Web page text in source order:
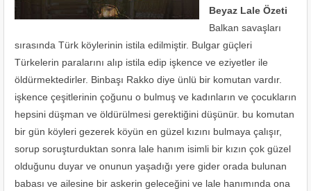
Beyaz Lale Özeti
Balkan savaşları
sırasında Türk köylerinin istila edilmiştir. Bulgar güçleri
Türkelerin paralarını alıp istila edip işkence ve eziyetler ile
öldürmektedirler. Binbaşı Rakko diye ünlü bir komutan vardır.
işkence çeşitlerinin çoğunu o bulmuş ve kadınların ve çocukların
hepsini düşman ve öldürülmesi gerektiğini düşünür. bu komutan
bir gün köyleri gezerek köyün en güzel kızını bulmaya çalışır,
sorup soruşturduktan sonra lale hanım isimli bir kızın çok güzel
olduğunu duyar ve onunun yaşadığı yere gider orada bulunan
babası ve ailesine bir askerin geleceğini ve lale hanımında ona